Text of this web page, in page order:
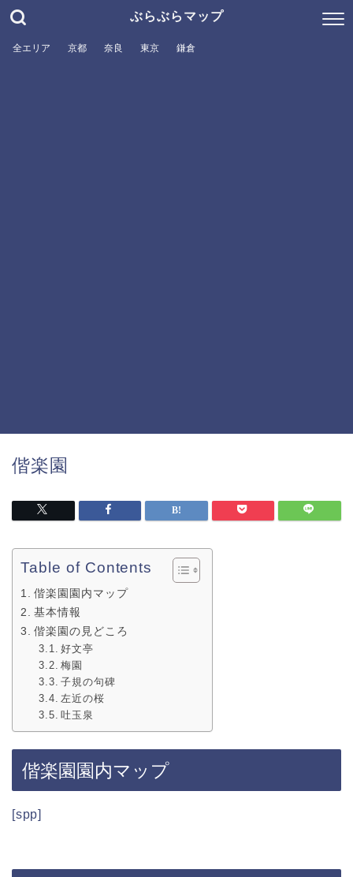
ぶらぶらマップ
全エリア 京都 奈良 東京 鎌倉
偕楽園
Table of Contents
偕楽園園内マップ
基本情報
偕楽園の見どころ
好文亭
梅園
子規の句碑
左近の桜
吐玉泉
偕楽園園内マップ
[spp]